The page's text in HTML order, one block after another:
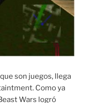
son juegos, llega
Como ya
Wars logró